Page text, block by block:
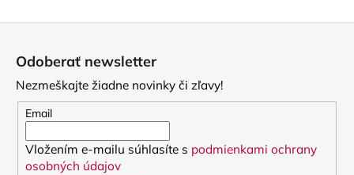
Odoberať newsletter
Nezmeškajte žiadne novinky či zľavy!
Email
Vložením e-mailu súhlasíte s podmienkami ochrany
osobných údajov